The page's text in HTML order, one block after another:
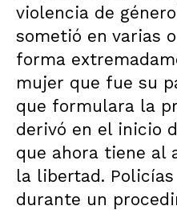
violencia de
sometió en varias
forma
mujer que fue su
que formulara la
derivó en el inicio
que ahora tiene al
la libertad.
durante un